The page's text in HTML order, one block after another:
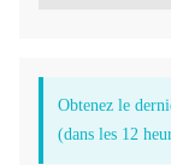
Obtenez le
(dans les 12